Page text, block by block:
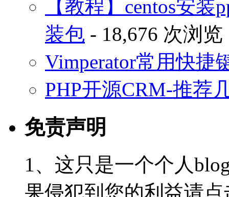
【教程】centos安
装包 - 18,676 次浏览
Vimperator常用快捷
PHP开源CRM-推荐
免责声明
1、这只是一个个人
果侵犯到您的利益请